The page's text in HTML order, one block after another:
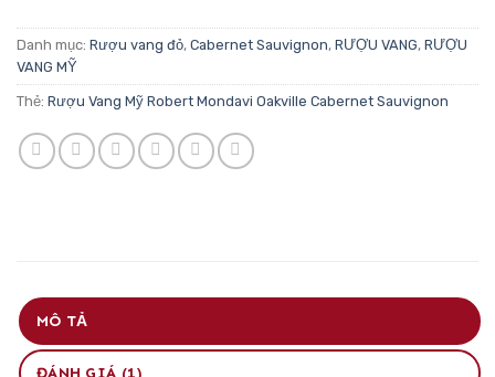
Danh mục: Rượu vang đỏ, Cabernet Sauvignon, RƯỢU VANG, RƯỢU
VANG MỸ
Thẻ: Rượu Vang Mỹ Robert Mondavi Oakville Cabernet Sauvignon
MÔ TẢ